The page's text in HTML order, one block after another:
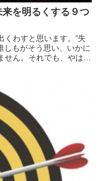
を明るくする９つ
わすと思います。“失
しもがそう思い、いかに
せん。それでも、やはり